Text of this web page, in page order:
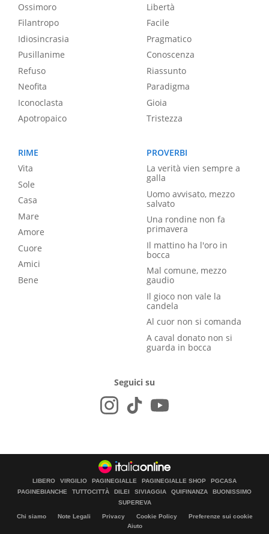
Ossimoro
Filantropo
Idiosincrasia
Pusillanime
Refuso
Neofita
Iconoclasta
Apotropaico
Libertà
Facile
Pragmatico
Conoscenza
Riassunto
Paradigma
Gioia
Tristezza
RIME
Vita
Sole
Casa
Mare
Amore
Cuore
Amici
Bene
PROVERBI
La verità vien sempre a
galla
Uomo avvisato, mezzo
salvato
Una rondine non fa
primavera
Il mattino ha l'oro in
bocca
Mal comune, mezzo
gaudio
Il gioco non vale la
candela
Al cuor non si comanda
A caval donato non si
guarda in bocca
Seguici su
LIBERO VIRGILIO PAGINEGIALLE PAGINEGIALLE SHOP
PGCASA
PAGINEBIANCHE
TUTTOCITTÀ DILEI SIVIAGGIA QUIFINANZA
BUONISSIMO
SUPEREVA
Chi siamo Note Legali Privacy Cookie Policy
Preferenze sui cookie
Aiuto